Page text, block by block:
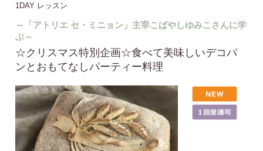
1DAY レッスン
～「アトリエ セ・ミニョン」主宰こばやしゆみこさんに学
ぶ～
☆クリスマス特別企画☆食べて美味しいデコパ
ンとおもてなしパーティー料理